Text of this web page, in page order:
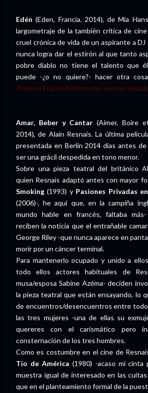
Edén(Eden, Francia. 2014), de Mia
largometraje de la también crítica de
cruel crónica de vida de un aspirante a DJ
nunca logra dar el estirón al que tanto
pobre diablo no tiene el talento que
puede -¿o no quiere?- hacer otra
Primera Fila de Reforma del viernes
Amar, Beber y Cantar (Aimer, Boire
2014), de Alain Resnais. La última
presentada en Berlín 2014 días antes
ser una grácil despedida en tono menor.
Sobre una pieza teatral del británico
quien Resnais adaptó antes con mayor
Smoking (1993) y Pasiones Privadas
(2006)-, he aquí que, en la campiña
mundo hable en francés, faltaba
reciben la noticia que el entrañable
George Riley -que nunca aparece en
morir por un cáncer terminal.
Para mantenerlo ocupado y unido a
todo ellos actores habituales de
musa/esposa Sabine Azéma- deciden
la pieza teatral que están ensayando, lo
de encuentros/desencuentros entre
las tres mujeres -una de ellas su
quereres con el carismático pero
consternación de los tres hombres.
Como es costumbre en el cine de
Tío de América (1980) -acaso mi
muestra igual de interesado en las
que en el planteamiento formal de la